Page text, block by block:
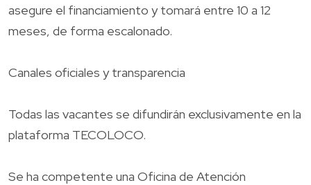
asegure el financiamiento y tomará entre 10 a 12
meses, de forma escalonado.
Canales oficiales y transparencia
Todas las vacantes se difundirán exclusivamente en la
plataforma TECOLOCO.
Se ha competente una Oficina de Atención